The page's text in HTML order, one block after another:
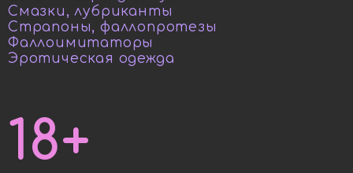
Смазки, лубриканты
Страпоны, фаллопротезы
Фаллоимитаторы
Эротическая одежда
18+